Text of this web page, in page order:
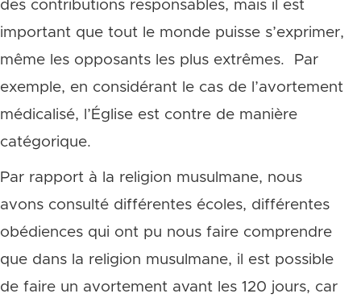
des contributions responsables, mais il est
important que tout le monde puisse s’exprimer,
même les opposants les plus extrêmes. Par
exemple, en considérant le cas de l’avortement
médicalisé, l’Église est contre de manière
catégorique.
Par rapport à la religion musulmane, nous
avons consulté différentes écoles, différentes
obédiences qui ont pu nous faire comprendre
que dans la religion musulmane, il est possible
de faire un avortement avant les 120 jours, car